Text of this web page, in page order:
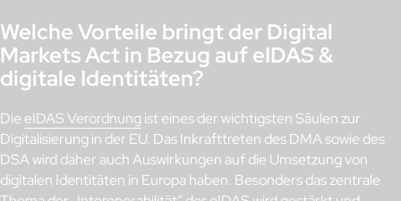
Welche Vorteile bringt der Digital
Markets Act in Bezug auf eIDAS &
digitale Identitäten?
Die eIDAS Verordnung ist eines der wichtigsten Säulen zur
Digitalisierung in der EU. Das Inkrafttreten des DMA sowie des
DSA wird daher auch Auswirkungen auf die Umsetzung von
digitalen Identitäten in Europa haben. Besonders das zentrale